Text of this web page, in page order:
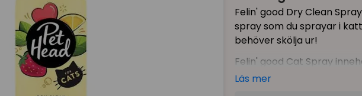
Felin' good Dry Clean
spray som du sprayar i
behöver skölja ur!
Felin' good Cat Spray
närande och
Läs mer